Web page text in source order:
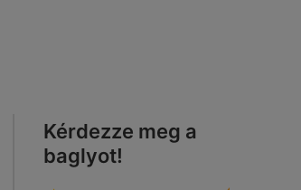
Kérdezze meg a
baglyot!